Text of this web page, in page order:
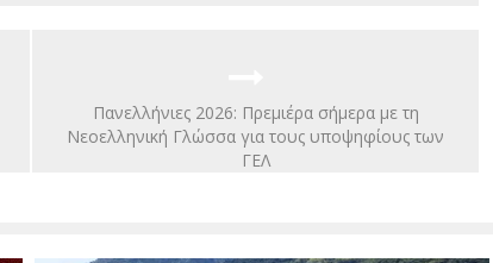
Πανελλήνιες 2026: Πρεμιέρα σήμερα με τη
Νεοελληνική Γλώσσα για τους υποψηφίους των
ΓΕΛ